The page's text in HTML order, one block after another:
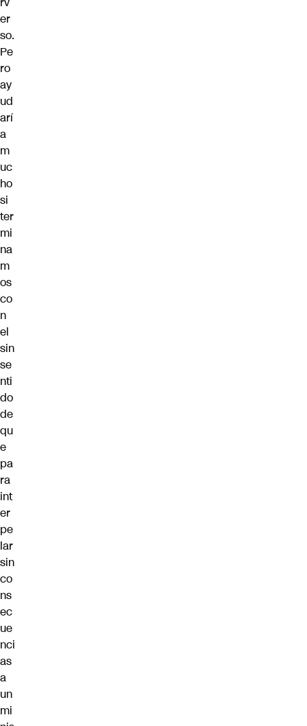
er
so.
Pe
ro
ay
ud
arí
a
m
uc
ho
si
ter
mi
na
m
os
co
n
el
sin
se
nti
do
de
qu
e
pa
ra
int
er
pe
lar
sin
co
ns
ec
ue
nci
as
a
un
mi